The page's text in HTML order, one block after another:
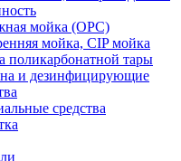
мойка (ОРС)
мойка, CIP мойка
поликарбонатной тары
и дезинфицирующие
средства